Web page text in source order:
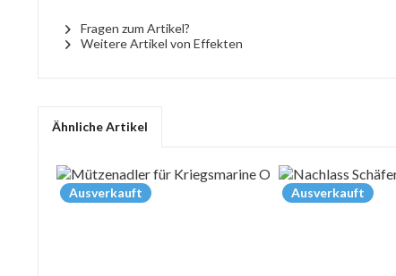
Fragen zum Artikel?
Weitere Artikel von Effekten
Ähnliche Artikel
Ausverkauft Ausverkauft